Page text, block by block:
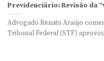
Previdenciário: Revisão da
Advogado Renato Araújo
Tribunal Federal (STF)